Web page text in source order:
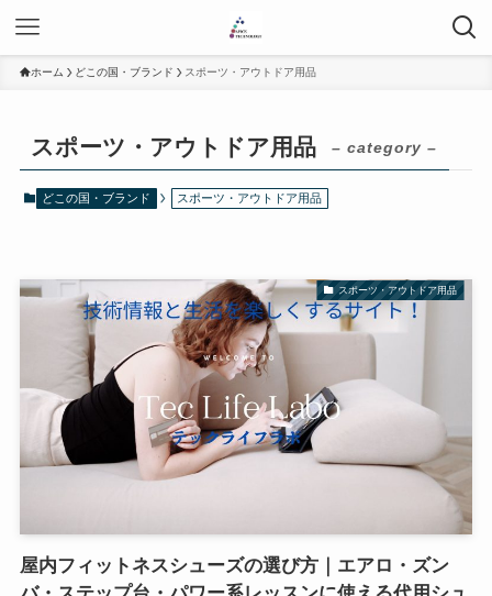
ホーム どこの国・ブランド スポーツ・アウトドア用品
スポーツ・アウトドア用品 – category –
どこの国・ブランド スポーツ・アウトドア用品
スポーツ・アウトドア用品
屋内フィットネスシューズの選び方｜エアロ・ズン